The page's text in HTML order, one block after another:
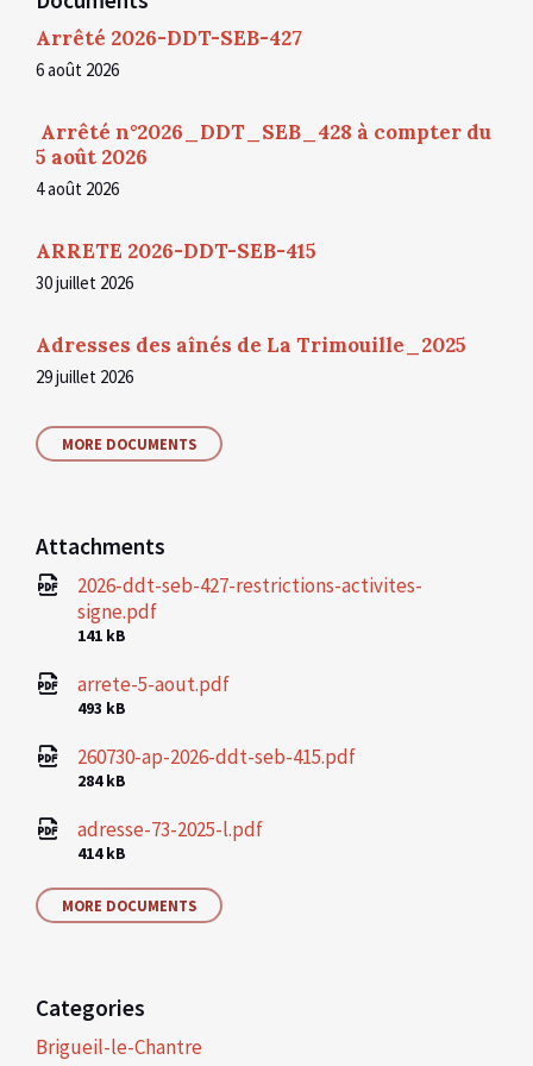
Arrêté 2026-DDT-SEB-427
6 août 2026
Arrêté n°2026_DDT_SEB_428 à compter du
5 août 2026
4 août 2026
ARRETE 2026-DDT-SEB-415
30 juillet 2026
Adresses des aînés de La Trimouille_2025
29 juillet 2026
MORE DOCUMENTS
Attachments
2026-ddt-seb-427-restrictions-activites-
signe.pdf
File
141 kB
arrete-5-aout.pdf
File
493 kB
260730-ap-2026-ddt-seb-415.pdf
File
284 kB
adresse-73-2025-l.pdf
File
414 kB
MORE DOCUMENTS
Categories
Brigueil-le-Chantre